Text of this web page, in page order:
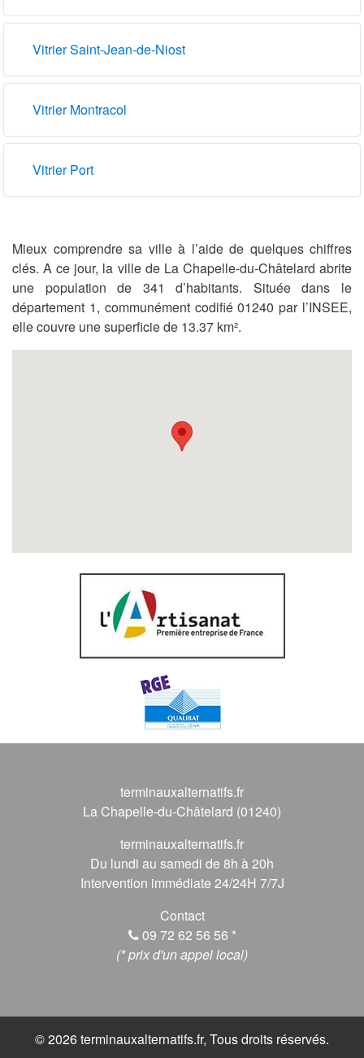
Vitrier Saint-Jean-de-Niost
Vitrier Montracol
Vitrier Port
Mieux comprendre sa ville à l’aide de quelques chiffres
clés. A ce jour, la ville de La Chapelle-du-Châtelard abrite
une population de 341 d’habitants. Située dans le
département 1, communément codifié 01240 par l’INSEE,
elle couvre une superficie de 13.37 km².
terminauxalternatifs.fr
La Chapelle-du-Châtelard (01240)
terminauxalternatifs.fr
Du lundi au samedi de 8h à 20h
Intervention immédiate 24/24H 7/7J
Contact
09 72 62 56 56 *
(* prix d'un appel local)
© 2026 terminauxalternatifs.fr, Tous droits réservés.